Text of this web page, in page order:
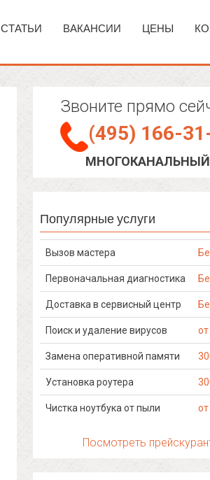
СТАТЬИ ВАКАНСИИ ЦЕНЫ
Звоните прямо
(495) 166-
МНОГОКАНАЛЬНЫЙ
Популярные услуги
Вызов мастера
Первоначальная диагностика
Доставка в сервисный центр
Поиск и удаление вирусов
Замена оперативной памяти
Установка роутера
Чистка ноутбука от пыли
Посмотреть